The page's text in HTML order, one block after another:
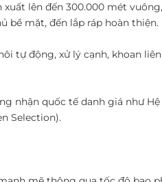
lên đến 300.000 mét
bề mặt, đến lắp ráp hoàn thiện.
tự động, xử lý cạnh, khoan
quốc tế danh giá như Hệ
Selection).